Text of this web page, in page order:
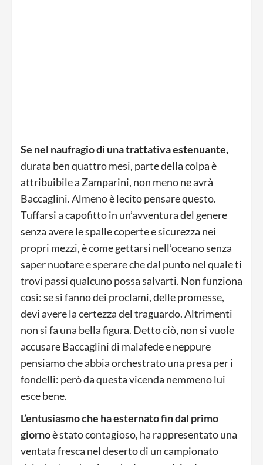
Se nel naufragio di una trattativa estenuante,
durata ben quattro mesi, parte della colpa è
attribuibile a Zamparini, non meno ne avrà
Baccaglini. Almeno è lecito pensare questo.
Tuffarsi a capofitto in un’avventura del genere
senza avere le spalle coperte e sicurezza nei
propri mezzi, è come gettarsi nell’oceano senza
saper nuotare e sperare che dal punto nel quale ti
trovi passi qualcuno possa salvarti. Non funziona
così: se si fanno dei proclami, delle promesse,
devi avere la certezza del traguardo. Altrimenti
non si fa una bella figura. Detto ciò, non si vuole
accusare Baccaglini di malafede e neppure
pensiamo che abbia orchestrato una presa per i
fondelli: però da questa vicenda nemmeno lui
esce bene.
L’entusiasmo che ha esternato fin dal primo
giornoè stato contagioso, ha rappresentato una
ventata fresca nel deserto di un campionato